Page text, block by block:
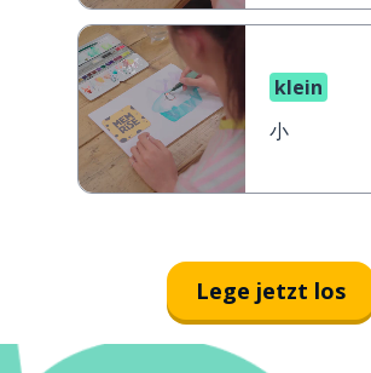
klein
小
Lege jetzt los